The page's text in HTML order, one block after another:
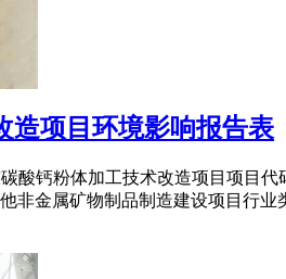
造项目环境影响报告表
酸钙粉体加工技术改造项目项目
非金属矿物制品制造建设项目行业